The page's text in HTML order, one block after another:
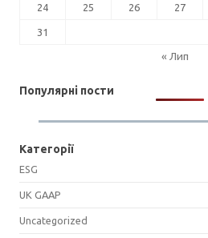
24 25 26 27
31
« Лип
Популярні пости
Категорії
ESG
UK GAAP
Uncategorized